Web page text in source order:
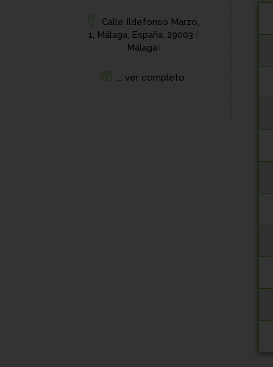
Calle Ildefonso Marzo,
1, Málaga, España, 29003 (
Málaga)
... ver completo